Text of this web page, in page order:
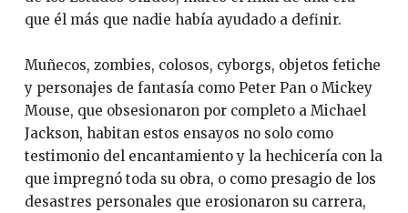
que él más que nadie había ayudado a definir.
Muñecos, zombies, colosos, cyborgs, objetos fetiche
y personajes de fantasía como Peter Pan o Mickey
Mouse, que obsesionaron por completo a Michael
Jackson, habitan estos ensayos no solo como
testimonio del encantamiento y la hechicería con la
que impregnó toda su obra, o como presagio de los
desastres personales que erosionaron su carrera,